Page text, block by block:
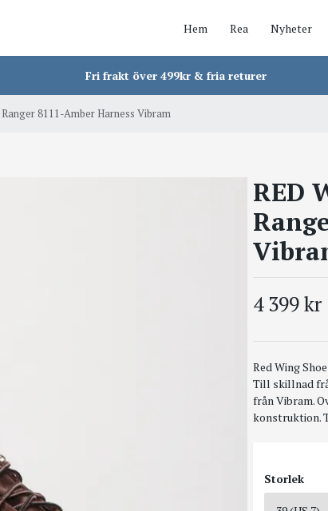
Hem Rea Nyheter
Fri frakt över 499kr & fria returer
8111-Amber Harness Vibram
RED
4 399 kr
Red Wing
Till skillnad
från Vibram.
konstruktion.
Storlek